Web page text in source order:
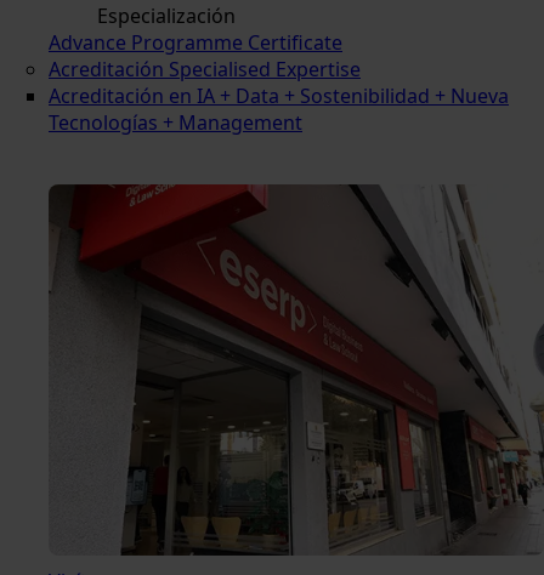
Especialización
Advance Programme Certificate
Acreditación Specialised Expertise
Acreditación en IA + Data + Sostenibilidad + Nueva
Tecnologías + Management